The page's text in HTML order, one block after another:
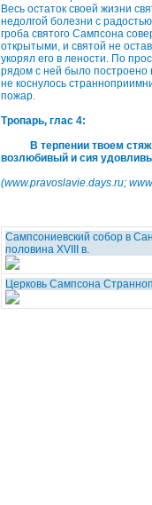
Весь остаток своей жизни
недолгой болезни с
гроба святого Сампсона
открытыми, и святой не
укорял его в лености. По
рядом с ней было построено
не коснулось
пожар.
Тропарь, глас 4:
В терпении твоем стяжал
возлюбивый и сия
(www.pravoslavie.days.ru;
Сампсониевский собор в
половина XVIII в.
Церковь Сампсона